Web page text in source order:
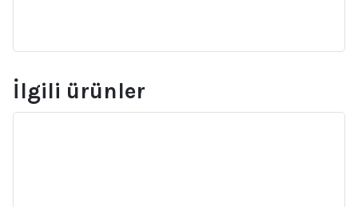
İlgili ürünler